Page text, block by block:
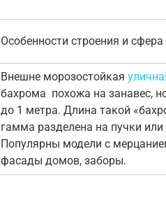
Особенности строения и
Внешне морозостойкая
бахрома похожа на занавес,
до 1 метра. Длина такой
гамма разделена на пучки или
Популярны модели с
фасады домов, заборы.